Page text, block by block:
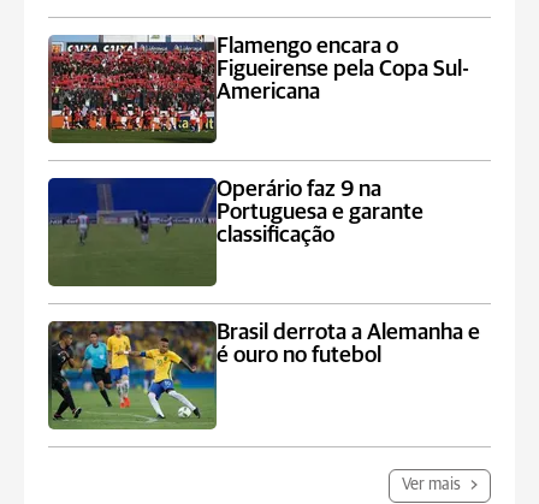
Flamengo encara o
Figueirense pela Copa Sul-
Americana
Operário faz 9 na
Portuguesa e garante
classificação
Brasil derrota a Alemanha e
é ouro no futebol
Ver mais